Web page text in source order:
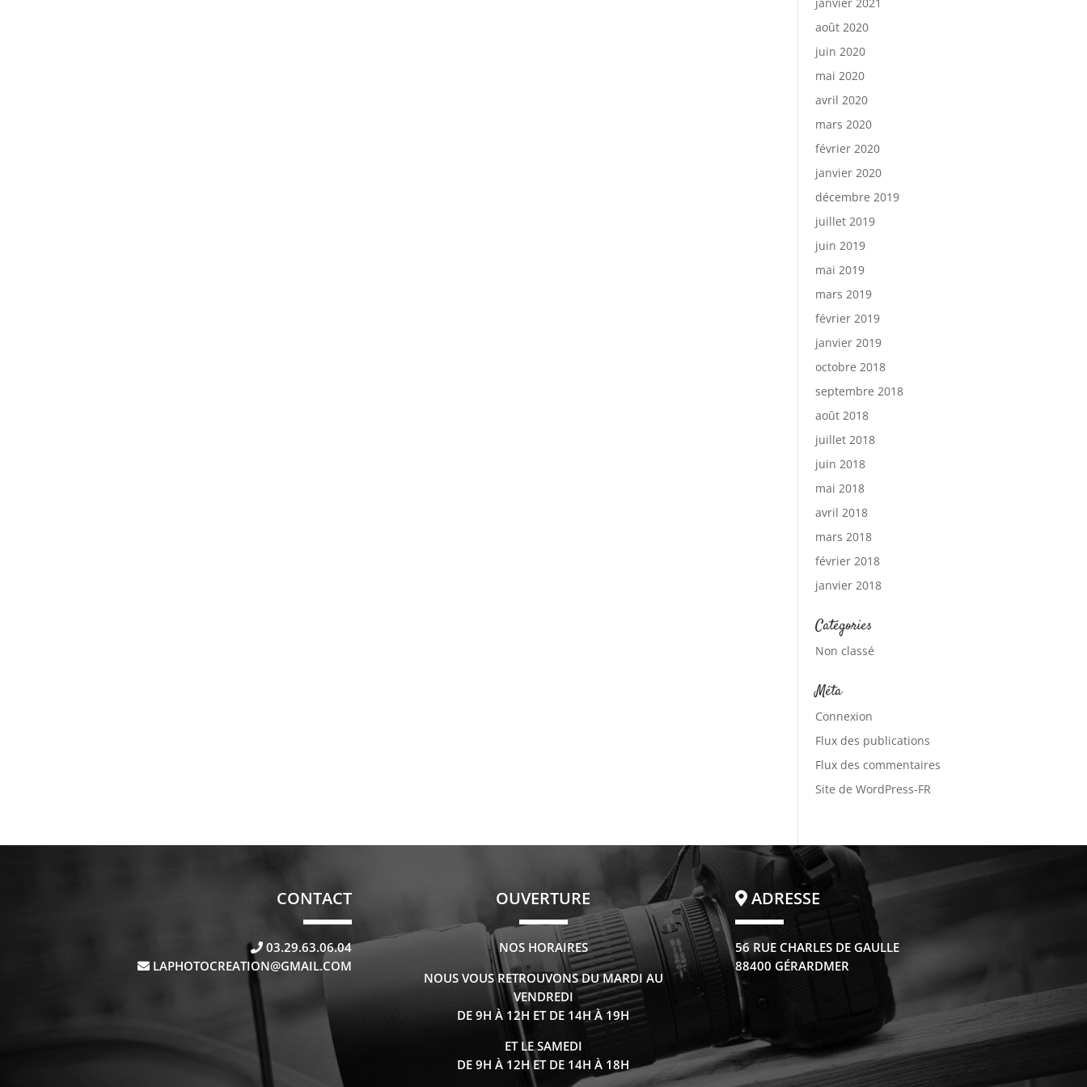
août 2020
juin 2020
mai 2020
avril 2020
mars 2020
février 2020
janvier 2020
décembre 2019
juillet 2019
juin 2019
mai 2019
mars 2019
février 2019
janvier 2019
octobre 2018
septembre 2018
août 2018
juillet 2018
juin 2018
mai 2018
avril 2018
mars 2018
février 2018
janvier 2018
Catégories
Non classé
Méta
Connexion
Flux des publications
Flux des commentaires
Site de WordPress-FR
CONTACT
03.29.63.06.04
LAPHOTOCREATION@GMAIL.COM
OUVERTURE
NOS HORAIRES
NOUS VOUS RETROUVONS DU MARDI AU
VENDREDI
DE 9H À 12H ET DE 14H À 19H
ET LE SAMEDI
DE 9H À 12H ET DE 14H À 18H
ADRESSE
56 RUE CHARLES DE GAULLE
88400 GÉRARDMER